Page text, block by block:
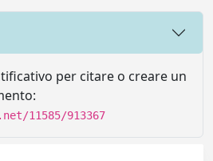
per citare o creare un
11585/913367